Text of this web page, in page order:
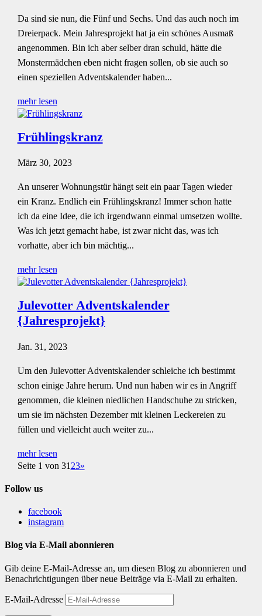
Da sind sie nun, die Fünf und Sechs. Und das auch noch im
Dreierpack. Mein Jahresprojekt hat ja ein schönes Ausmaß
angenommen. Bin ich aber selber dran schuld, hätte die
Monstermädchen eben nicht fragen sollen, ob sie auch so
einen speziellen Adventskalender haben...
mehr lesen
Frühlingskranz
März 30, 2023
An unserer Wohnungstür hängt seit ein paar Tagen wieder
ein Kranz. Endlich ein Frühlingskranz! Immer schon hatte
ich da eine Idee, die ich irgendwann einmal umsetzen wollte.
Was ich jetzt gemacht habe, ist zwar nicht das, was ich
vorhatte, aber ich bin mächtig...
mehr lesen
Julevotter Adventskalender
{Jahresprojekt}
Jan. 31, 2023
Um den Julevotter Adventskalender schleiche ich bestimmt
schon einige Jahre herum. Und nun haben wir es in Angriff
genommen, die kleinen niedlichen Handschuhe zu stricken,
um sie im nächsten Dezember mit kleinen Leckereien zu
füllen und vielleicht auch weiter zu...
mehr lesen
Seite 1 von 31 23»
Follow us
facebook
instagram
Blog via E-Mail abonnieren
Gib deine E-Mail-Adresse an, um diesen Blog zu abonnieren und
Benachrichtigungen über neue Beiträge via E-Mail zu erhalten.
E-Mail-Adresse